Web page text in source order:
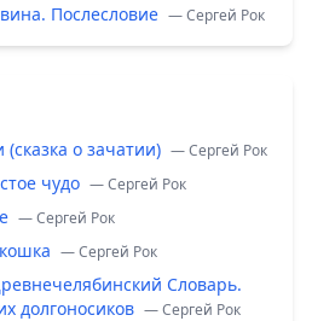
Послесловие — Сергей Рок
о зачатии) — Сергей Рок
чудо — Сергей Рок
— Сергей Рок
— Сергей Рок
Словарь.
долгоносиков — Сергей Рок